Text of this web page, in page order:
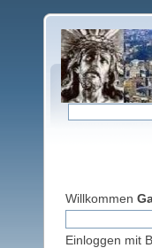
Willkommen
Einloggen mit